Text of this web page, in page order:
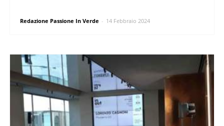
Redazione Passione In Verde - 14 Febbraio 2024